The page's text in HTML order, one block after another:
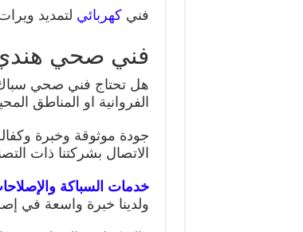
فنيكهربائي لتمديد
فني صحي هندي
هل تحتاج فني صحي
الفروانية او المناطق
جودة موثوقة وخبرة
الاتصال بشركتنا ذات
خدمات السباكة
ولدينا خبرة واسعة في